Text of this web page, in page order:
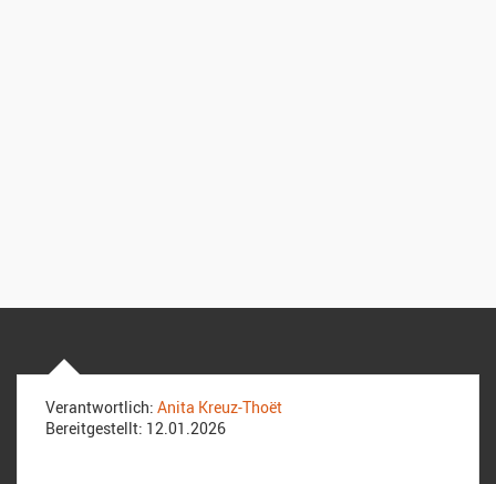
Verantwortlich: Anita Kreuz-Thoët
Bereitgestellt: 12.01.2026